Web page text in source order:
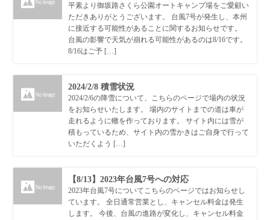
平素より御坂路さくら公園オートキャンプ場をご愛顧い
ただきありがとうございます。 台風7号が発生し、本州
に接近する可能性があることに関するお知らせです。
台風の影響で天気が崩れる可能性があるのは8/16です。
8/16はご予 […]
2024/2/8 積雪状況
2024/2/6の降雪について、こちらのページで場内の状況
をお知らせいたします。 場内のサイトまでの道は車が
走れるように轍を作っております。 サイト内には雪が
積もっているため、サイト内の雪かきはご自身で行って
いただくよう […]
【8/13】2023年台風7号への対応
2023年台風7号についてこちらのページではお知らせし
ています。 全日通常営業とし、キャンセル料金は発生
します。 今後、台風の進路が変化し、キャンセル料金